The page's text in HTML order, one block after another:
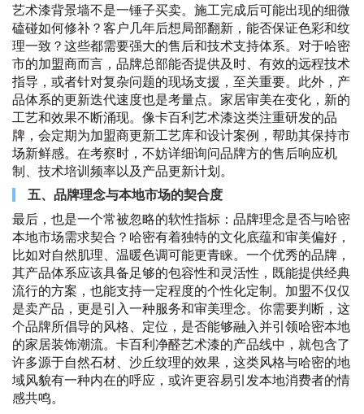
艺术漆背景墙不是一锤子买卖。施工完成后可能出现的细微
磕碰如何修补？客户几年后想局部翻新，能否保证色彩和纹
理一致？这些都需要强大的售后和技术支持体系。对于哈密
市的加盟商而言，品牌总部能否提供及时、有效的远程技术
指导，或者针对复杂问题的现场支援，至关重要。此外，产
品体系的更新迭代速度也是考量点。家居审美在变化，新的
工艺和效果不断涌现。像卡百利艺术漆这类注重研发的品
牌，会定期为加盟商更新工艺库和设计案例，帮助其保持市
场新鲜感。在考察时，不妨详细询问品牌方的售后响应机
制、技术培训频率以及产品更新计划。
五、品牌理念与本地市场的契合度
最后，也是一个常被忽略的软性指标：品牌理念是否与哈密
本地市场需求契合？哈密有着独特的文化底蕴和审美偏好，
比如对自然肌理、温暖色调可能更青睐。一个优秀的品牌，
其产品体系应该具备足够的包容性和灵活性，既能提供经典
流行的方案，也能支持一定程度的个性化定制。加盟不仅仅
是卖产品，更是引入一种服务和审美理念。你需要判断，这
个品牌所倡导的风格、定位，是否能够融入并引领哈密本地
的家居装饰潮流。卡百利净醛艺术漆的产品线中，就包含了
许多源于自然石材、沙丘纹理的效果，这类风格与哈密的地
域风貌有一种内在的呼应，或许更容易引发本地消费者的情
感共鸣。